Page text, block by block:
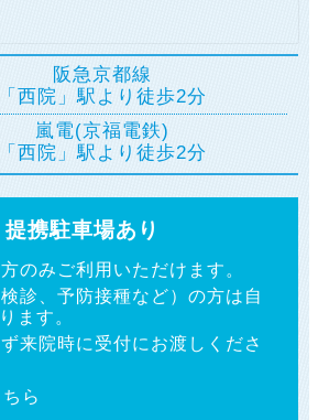
阪急京都線
「西院」駅より徒歩2分
嵐電(京福電鉄)
「西院」駅より徒歩2分
提携駐車場あり
のみご利用いただけます。
検診、予防接種など）の方は自
ます。
来院時に受付にお渡しくださ
ら